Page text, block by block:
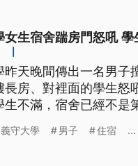
女生宿舍踹房門怒吼
昨天晚間傳出一名男子
長房、對裡面的學生怒
生不滿，宿舍已經不是
多，高雄義守大學女生
義守大學 男子 住宿 ...